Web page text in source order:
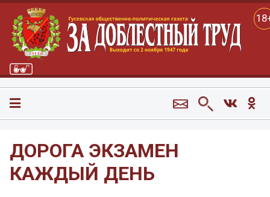
ДОРОГА ЭКЗАМЕН
КАЖДЫЙ ДЕНЬ